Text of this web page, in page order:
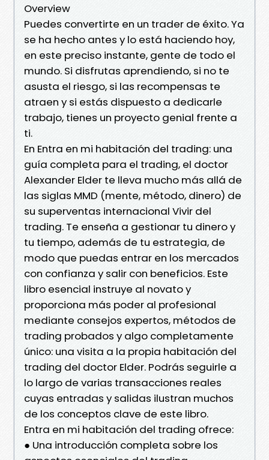
Overview
Puedes convertirte en un trader de éxito. Ya
se ha hecho antes y lo está haciendo hoy,
en este preciso instante, gente de todo el
mundo. Si disfrutas aprendiendo, si no te
asusta el riesgo, si las recompensas te
atraen y si estás dispuesto a dedicarle
trabajo, tienes un proyecto genial frente a
ti.
En Entra en mi habitación del trading: una
guía completa para el trading, el doctor
Alexander Elder te lleva mucho más allá de
las siglas MMD (mente, método, dinero) de
su superventas internacional Vivir del
trading. Te enseña a gestionar tu dinero y
tu tiempo, además de tu estrategia, de
modo que puedas entrar en los mercados
con confianza y salir con beneficios. Este
libro esencial instruye al novato y
proporciona más poder al profesional
mediante consejos expertos, métodos de
trading probados y algo completamente
único: una visita a la propia habitación del
trading del doctor Elder. Podrás seguirle a
lo largo de varias transacciones reales
cuyas entradas y salidas ilustran muchos
de los conceptos clave de este libro.
Entra en mi habitación del trading ofrece:
● Una introducción completa sobre los